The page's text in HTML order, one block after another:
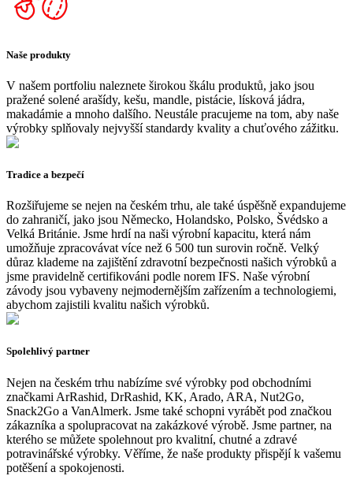
Naše produkty
V našem portfoliu naleznete širokou škálu produktů, jako jsou
pražené solené arašídy, kešu, mandle, pistácie, lísková jádra,
makadámie a mnoho dalšího. Neustále pracujeme na tom, aby naše
výrobky splňovaly nejvyšší standardy kvality a chuťového zážitku.
Tradice a bezpečí
Rozšiřujeme se nejen na českém trhu, ale také úspěšně expandujeme
do zahraničí, jako jsou Německo, Holandsko, Polsko, Švédsko a
Velká Británie. Jsme hrdí na naši výrobní kapacitu, která nám
umožňuje zpracovávat více než 6 500 tun surovin ročně. Velký
důraz klademe na zajištění zdravotní bezpečnosti našich výrobků a
jsme pravidelně certifikováni podle norem IFS. Naše výrobní
závody jsou vybaveny nejmodernějším zařízením a technologiemi,
abychom zajistili kvalitu našich výrobků.
Spolehlivý partner
Nejen na českém trhu nabízíme své výrobky pod obchodními
značkami ArRashid, DrRashid, KK, Arado, ARA, Nut2Go,
Snack2Go a VanAlmerk. Jsme také schopni vyrábět pod značkou
zákazníka a spolupracovat na zakázkové výrobě. Jsme partner, na
kterého se můžete spolehnout pro kvalitní, chutné a zdravé
potravinářské výrobky. Věříme, že naše produkty přispějí k vašemu
potěšení a spokojenosti.